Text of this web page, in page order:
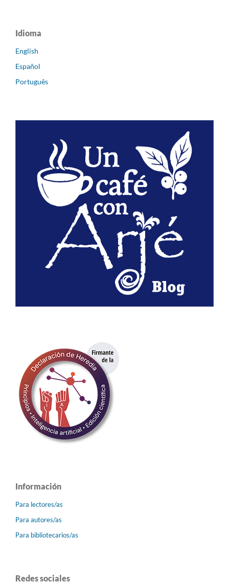
Idioma
English
Español
Português
Información
Para lectores/as
Para autores/as
Para bibliotecarios/as
Redes sociales